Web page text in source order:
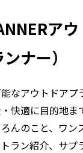
ア
ナー）
なアウトドア
快適に目的地ま
んのこと、ワ
ラン紹介、サ